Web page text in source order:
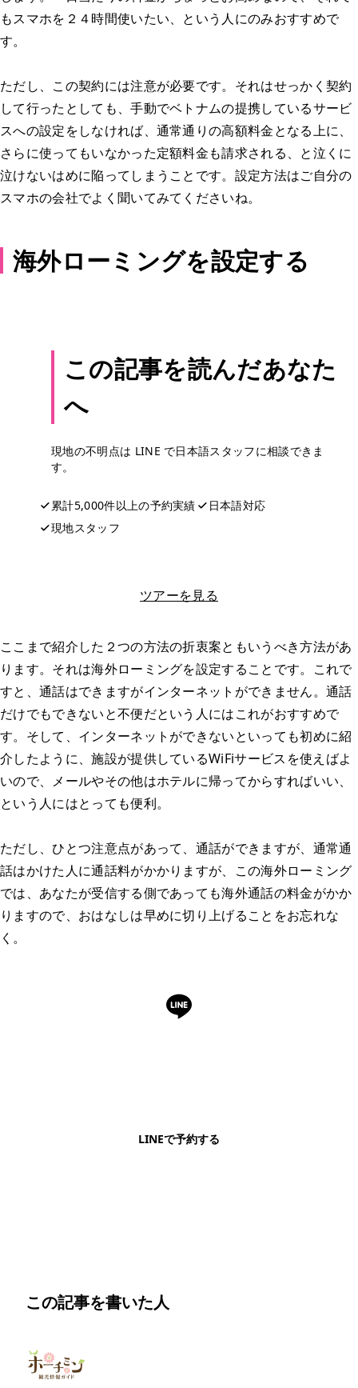
もスマホを２４時間使いたい、という人にのみおすすめで
す。
ただし、この契約には注意が必要です。それはせっかく契約
して行ったとしても、手動でベトナムの提携しているサービ
スへの設定をしなければ、通常通りの高額料金となる上に、
さらに使ってもいなかった定額料金も請求される、と泣くに
泣けないはめに陥ってしまうことです。設定方法はご自分の
スマホの会社でよく聞いてみてくださいね。
海外ローミングを設定する
この記事を読んだあなた
へ
現地の不明点は LINE で日本語スタッフに相談できま
す。
累計5,000件以上の予約実績
日本語対応
現地スタッフ
ツアーを見る
ここまで紹介した２つの方法の折衷案ともいうべき方法があ
ります。それは海外ローミングを設定することです。これで
すと、通話はできますがインターネットができません。通話
だけでもできないと不便だという人にはこれがおすすめで
す。そして、インターネットができないといっても初めに紹
介したように、施設が提供しているWiFiサービスを使えばよ
いので、メールやその他はホテルに帰ってからすればいい、
という人にはとっても便利。
ただし、ひとつ注意点があって、通話ができますが、通常通
話はかけた人に通話料がかかりますが、この海外ローミング
では、あなたが受信する側であっても海外通話の料金がかか
りますので、おはなしは早めに切り上げることをお忘れな
く。
LINEで予約する
この記事を書いた人